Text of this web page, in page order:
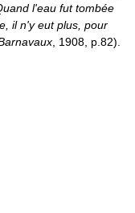
l'eau fut tombée
il n'y eut plus, pour
, 1908, p.82).